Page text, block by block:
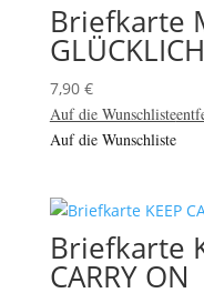
Briefkarte
7,90 €
Auf die Wunschliste
Auf die Wunschliste
Briefkarte
CARRY ON